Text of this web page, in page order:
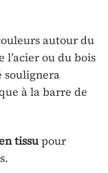
autour du
ou du bois
soulignera
à la barre de
tissupour